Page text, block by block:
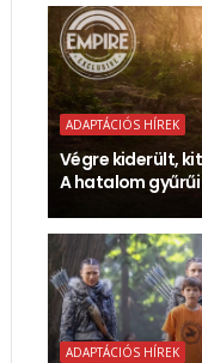
ADAPTÁCIÓS HÍREK
Végre kiderült,
A hatalom
ADAPTÁCIÓS HÍREK